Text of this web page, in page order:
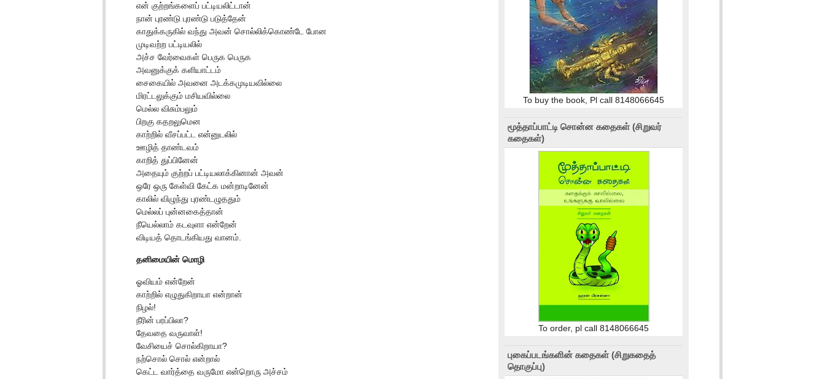
என் குற்றங்களைப் பட்டியலிட்டான்
நான் புரண்டு புரண்டு படுத்தேன்
காதுக்கருகில் வந்து அவன் சொல்லிக்கொண்டே போன
முடிவற்ற பட்டியலில்
அச்ச வேர்வைகள் பெருக பெருக
அவனுக்குக் களியாட்டம்
சைகையில் அவனை அடக்கமுடியவில்லை
மிரட்டலுக்கும் மசியவில்லை
மெல்ல விசும்பலும்
பிறகு கதறலுமென
காற்றில் வீசப்பட்ட என்னுடலில்
ஊழித் தாண்டவம்
காறித் துப்பினேன்
அதையும் குற்றப் பட்டியலாக்கினான் அவன்
ஒரே ஒரு கேள்வி கேட்க மன்றாடினேன்
காலில் விழுந்து புரண்டழுததும்
மெல்லப் புன்னகைத்தான்
நீயெல்லாம் கடவுளா என்றேன்
விடியத் தொடங்கியது வானம்.
தனிமையின் மொழி
ஓவியம் என்றேன்
காற்றில் எழுதுகிறாயா என்றான்
நிழல்!
நீரின் பரப்பிலா?
தேவதை வருவாள்!
வேசியைச் சொல்கிறாயா?
நற்சொல் சொல் என்றால்
கெட்ட வார்த்தை வருமோ என்றொரு அச்சம்
To buy the book, Pl call 8148066645
மூத்தாப்பாட்டி சொன்ன கதைகள் (சிறுவர்
கதைகள்)
To order, pl call 8148066645
புகைப்படங்களின் கதைகள் (சிறுகதைத்
தொகுப்பு)